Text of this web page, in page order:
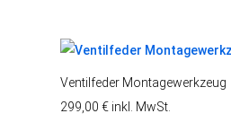
Ventilfeder Montagewerkzeug
299,00€ inkl. MwSt.